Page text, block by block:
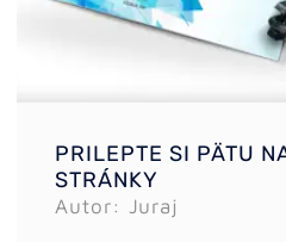
PRILEPTE SI PÄTU
STRÁNKY
Autor: Juraj